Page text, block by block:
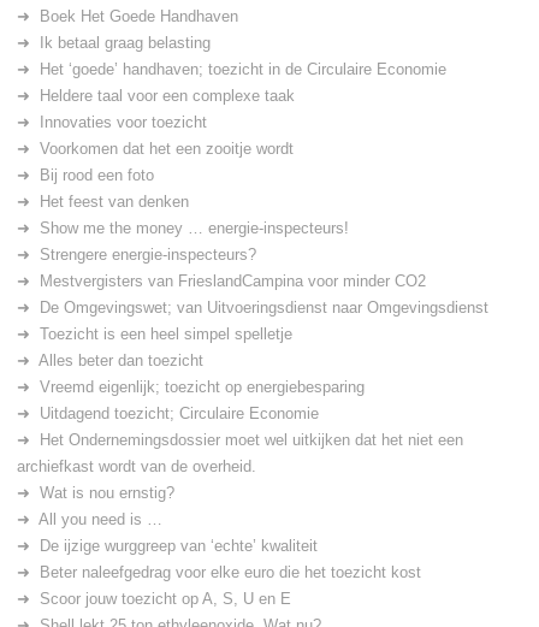
Boek Het Goede Handhaven
Ik betaal graag belasting
Het ‘goede’ handhaven; toezicht in de Circulaire Economie
Heldere taal voor een complexe taak
Innovaties voor toezicht
Voorkomen dat het een zooitje wordt
Bij rood een foto
Het feest van denken
Show me the money … energie-inspecteurs!
Strengere energie-inspecteurs?
Mestvergisters van FrieslandCampina voor minder CO2
De Omgevingswet; van Uitvoeringsdienst naar Omgevingsdienst
Toezicht is een heel simpel spelletje
Alles beter dan toezicht
Vreemd eigenlijk; toezicht op energiebesparing
Uitdagend toezicht; Circulaire Economie
Het Ondernemingsdossier moet wel uitkijken dat het niet een
archiefkast wordt van de overheid.
Wat is nou ernstig?
All you need is …
De ijzige wurggreep van ‘echte’ kwaliteit
Beter naleefgedrag voor elke euro die het toezicht kost
Scoor jouw toezicht op A, S, U en E